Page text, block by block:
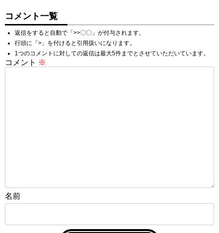
コメント一覧
返信をすると自動で「>>〇〇」が付与されます。
行頭に「>」を付けると引用扱いになります。
1つのコメントに対しての返信は最大5件までとさせていただいています。
コメント ※
名前